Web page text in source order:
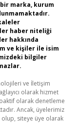
marka, kurum
haber niteliği
hakkında
ve kişiler ile isim
bilgiler
ve İletişim
olarak hizmet
olarak denetleme
Ancak, üyelerimiz
olup, siteye üye olarak